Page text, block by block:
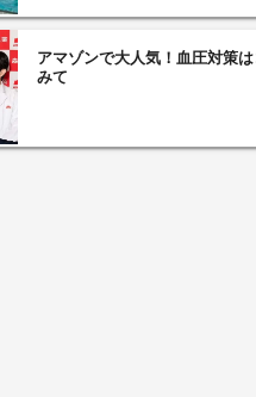
アマゾンで大人気！血圧対策
みて